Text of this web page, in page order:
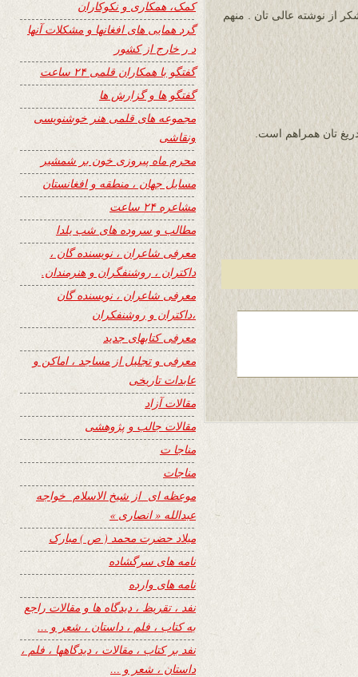
از نوشته عالی تان . منهم
تان همراهم است.
کمک، همکاری و نکوکاران
گرد همایی های افغانها و مشکلات آنها
د ر خارج از کشور
گفتگو با همکاران قلمی ۲۴ ساعت
گفتگو ها و گزارش ها
مجموعه های قلمی هنر خوشنویسی
ونقاشی
محرم ماه پیروزی خون بر شمشیر
مسایل جهان ، منطقه و افغانستان
مشاعره ۲۴ ساعت
مطالب و سروده های شب یلدا
معرفی شاعران ، نویسنده گان ،
داکتران ، روشنفگران و هنرمندان.
معرفی شاعران ، نویسنده گان
،داکتران و روشنفکران
معرفی کتابهای جدید
معرفی و تجلیل از مساجد ، اماکن و
عابدات تاریخی
مقالات آزاد
مقالات جالب و پژوهشی
مناجا ت
مناجات
موعظه ای از شیخ الاسلام خواجه
عبدالله « انصاری »
میلاد حضرت محمد ( ص ) مبارک
نامه های سرگشاده
نامه های وارده
نفد ، تقریظ ، دیدگاه ها و مقالات راجع
به کتاب ، فلم ، داستان ، شعر و …
نفد بر کتاب ، مقالات ، دیدگاهها ، فلم ،
داستان ، شعر و …